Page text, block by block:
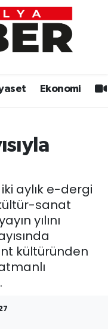
Ekonomi
aylık e-dergi
sanat
yılını
kültüründen
Haritası
Fikstür